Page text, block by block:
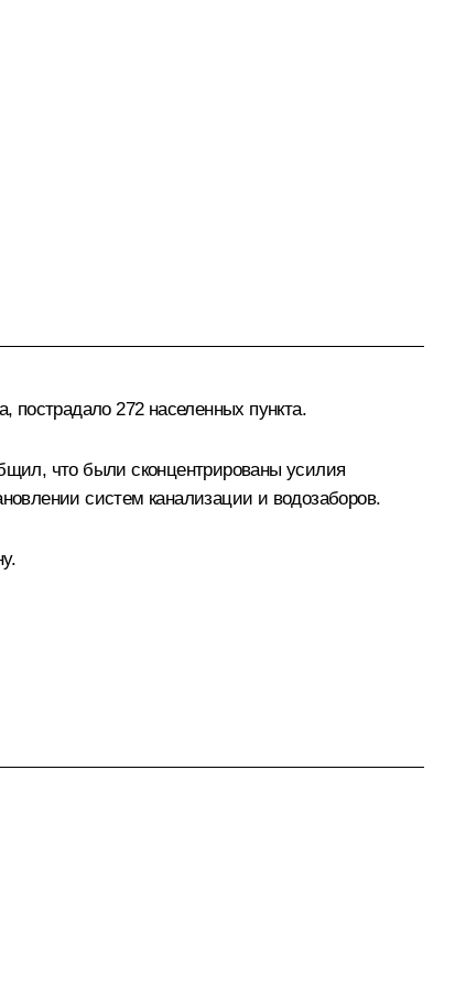
272 населенных пункта.
что были сконцентрированы усилия
систем канализации и водозаборов.